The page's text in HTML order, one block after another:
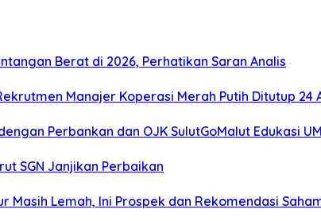
Berat di 2026, Perhatikan Saran Analis
Manajer Koperasi Merah Putih Ditutup 24
Perbankan dan OJK SulutGoMalut Edukasi
SGN Janjikan Perbaikan
Masih Lemah, Ini Prospek dan Rekomendasi